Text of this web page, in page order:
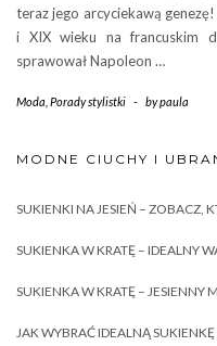
teraz jego arcyciekawą
i XIX wieku na francuskim
sprawował Napoleon …
Moda Porady stylistki - bypaula
MODNE CIUCHY I
SUKIENKI NA JESIEŃ – ZOBACZ,
SUKIENKA W KRATĘ – IDEALNY
SUKIENKA W KRATĘ – JESIENNY
JAK WYBRAĆ IDEALNĄ SUKIENKĘ